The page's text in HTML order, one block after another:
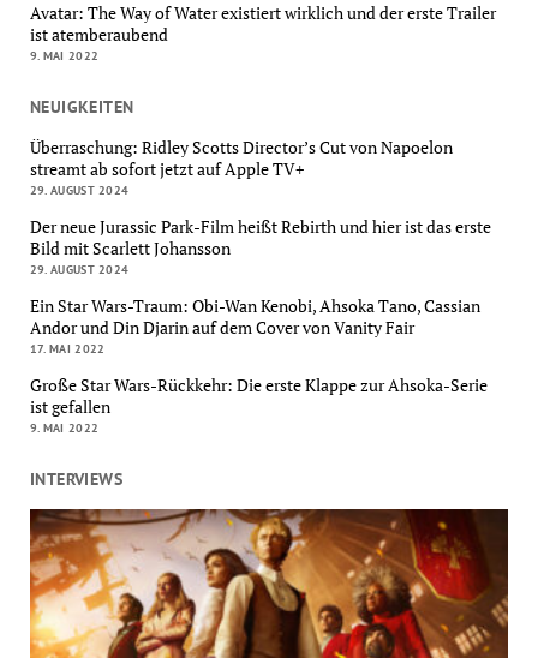
Avatar: The Way of Water existiert wirklich und der erste Trailer
ist atemberaubend
9. MAI 2022
NEUIGKEITEN
Überraschung: Ridley Scotts Director’s Cut von Napoelon
streamt ab sofort jetzt auf Apple TV+
29. AUGUST 2024
Der neue Jurassic Park-Film heißt Rebirth und hier ist das erste
Bild mit Scarlett Johansson
29. AUGUST 2024
Ein Star Wars-Traum: Obi-Wan Kenobi, Ahsoka Tano, Cassian
Andor und Din Djarin auf dem Cover von Vanity Fair
17. MAI 2022
Große Star Wars-Rückkehr: Die erste Klappe zur Ahsoka-Serie
ist gefallen
9. MAI 2022
INTERVIEWS